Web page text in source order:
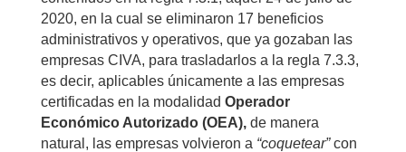
2020, en la cual se eliminaron 17 beneficios
administrativos y operativos, que ya gozaban las
empresas CIVA, para trasladarlos a la regla 7.3.3,
es decir, aplicables únicamente a las empresas
certificadas en la modalidad Operador
Económico Autorizado (OEA), de manera
natural, las empresas volvieron a “coquetear”con